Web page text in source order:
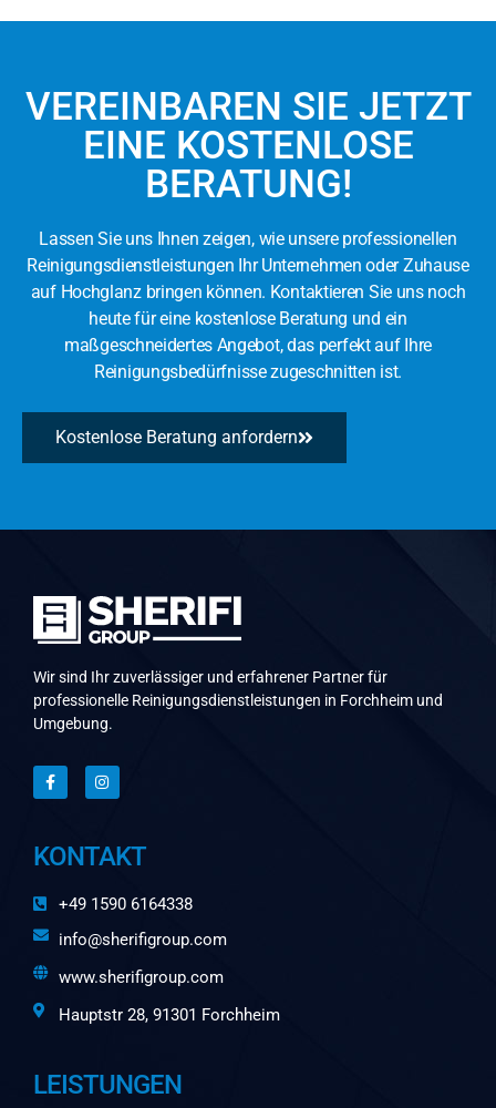
VEREINBAREN SIE JETZT
EINE KOSTENLOSE
BERATUNG!
Lassen Sie uns Ihnen zeigen, wie unsere professionellen
Reinigungsdienstleistungen Ihr Unternehmen oder Zuhause
auf Hochglanz bringen können. Kontaktieren Sie uns noch
heute für eine kostenlose Beratung und ein
maßgeschneidertes Angebot, das perfekt auf Ihre
Reinigungsbedürfnisse zugeschnitten ist.
Kostenlose Beratung anfordern
Wir sind Ihr zuverlässiger und erfahrener Partner für
professionelle Reinigungsdienstleistungen in Forchheim und
Umgebung.
KONTAKT
+49 1590 6164338
info@sherifigroup.com
www.sherifigroup.com
Hauptstr 28, 91301 Forchheim
LEISTUNGEN